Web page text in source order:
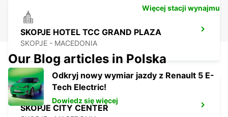
SKOPJE HOTEL TCC GRAND PLAZA
SKOPJE - MACEDONIA
SKOPJE CITY CENTER
Więcej stacji wynajmu
Our Blog articles in Polska
Odkryj nowy wymiar jazdy z Renault 5 E-
Tech Electric!
Dowiedz się więcej